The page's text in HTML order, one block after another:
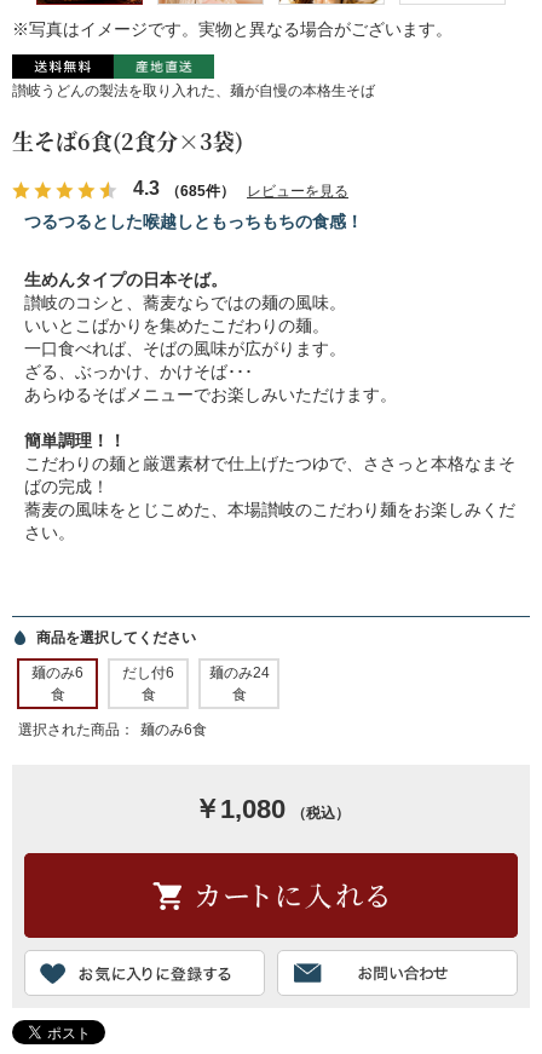
※写真はイメージです。実物と異なる場合がございます。
讃岐うどんの製法を取り入れた、麺が自慢の本格生そば
生そば6食(2食分×3袋)
4.3 （685件） レビューを見る
つるつるとした喉越しともっちもちの食感！
生めんタイプの日本そば。
讃岐のコシと、蕎麦ならではの麺の風味。
いいとこばかりを集めたこだわりの麺。
一口食べれば、そばの風味が広がります。
ざる、ぶっかけ、かけそば･･･
あらゆるそばメニューでお楽しみいただけます。
簡単調理！！
こだわりの麺と厳選素材で仕上げたつゆで、ささっと本格なまそ
ばの完成！
蕎麦の風味をとじこめた、本場讃岐のこだわり麺をお楽しみくだ
さい。
商品を選択してください
麺のみ6
食
だし付6
食
麺のみ24
食
選択された商品： 麺のみ6食
￥1,080 （税込）